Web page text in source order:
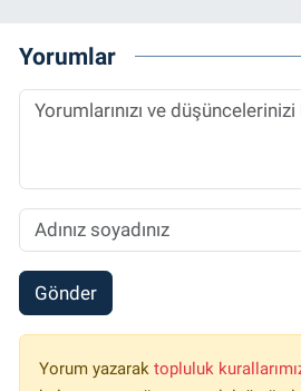
Yorumlar
Gönder
Yorum yazarak topluluk